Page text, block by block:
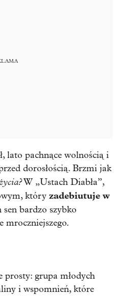
lato pachnące wolnością i
dorosłością. Brzmi jak
W „Ustach Diabła”,
który zadebiutuje w
sen bardzo szybko
mroczniejszego.
prosty: grupa młodych
i wspomnień, które